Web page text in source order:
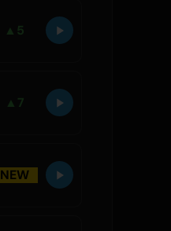
▲ 5
▲ 7
NEW